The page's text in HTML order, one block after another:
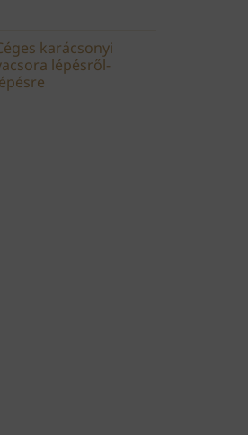
karácsonyi
lépésről-